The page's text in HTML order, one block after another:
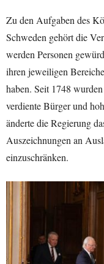
Zu den Aufgaben des
Schweden gehört die
werden Personen
ihren jeweiligen
haben. Seit 1748
verdiente Bürger und
änderte die Regierung
Auszeichnungen an
einzuschränken.